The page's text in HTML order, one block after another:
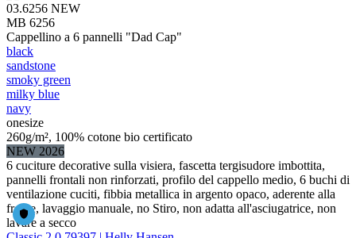
03.6256 NEW
MB 6256
Cappellino a 6 pannelli "Dad Cap"
black
sandstone
smoky green
milky blue
navy
onesize
260g/m², 100% cotone bio certificato
NEW 2026
6 cuciture decorative sulla visiera, fascetta tergisudore imbottita,
pannelli frontali non rinforzati, profilo del cappello medio, 6 buchi di
ventilazione cuciti, fibbia metallica in argento opaco, aderente alla
fronte, lavaggio manuale, no Stiro, non adatta all'asciugatrice, non
lavare a secco